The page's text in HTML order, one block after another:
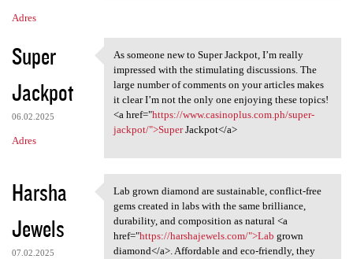
Adres
Super
Jackpot
06.02.2025
Adres
As someone new to Super
As someone new to Super Jackpot, I’m really
impressed with the stimulating discussions. The
large number of comments on your articles makes
it clear I’m not the only one enjoying these topics!
<a href="https://www.casinoplus.com.ph/super-
jackpot/">SuperJackpot</a>
Harsha
Jewels
07.02.2025
Lab grown diamond are
Lab grown diamond are sustainable, conflict-free
gems created in labs with the same brilliance,
durability, and composition as natural <a
href="https://harshajewels.com/">Lab grown
diamond</a>. Affordable and eco-friendly, they